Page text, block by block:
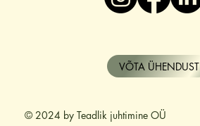
VÕTA ÜHENDUST
© 2024 by Teadlik juhtimine OÜ